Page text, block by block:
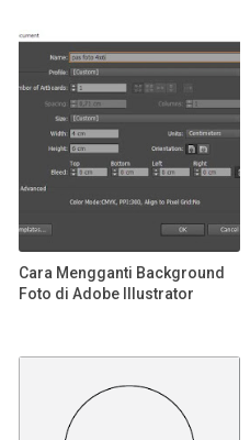
Cara Mengganti Background
Foto di Adobe Illustrator